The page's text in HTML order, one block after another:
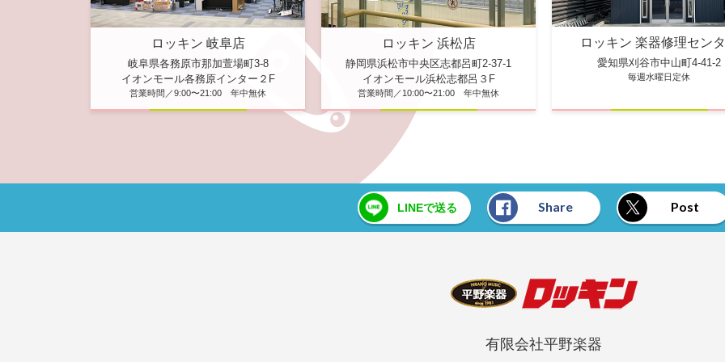
ロッキン 岐阜店
岐阜県各務原市那加萱場町3-8
イオンモール各務原インター２F
営業時間／9:00〜21:00 年中無休
ロッキン 浜松店
静岡県浜松市中央区志都呂町2-37-1
イオンモール浜松志都呂３F
営業時間／10:00〜21:00 年中無休
ロッキン 楽器修理セン
愛知県刈谷市中山町4-41-2
毎週水曜日定休
LINEで送る Share Post
有限会社平野楽器